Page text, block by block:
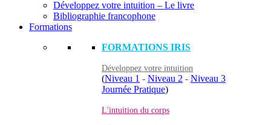
Développez votre intuition – Le livre
Bibliographie francophone
Formations
FORMATIONS IRIS
Développez votre intuition
(Niveau 1 - Niveau 2 - Niveau 3
Journée Pratique)
L'intuition du corps